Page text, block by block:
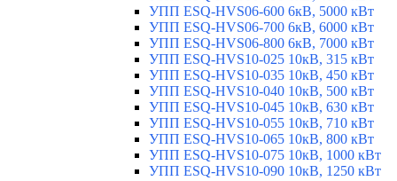
УПП ESQ-HVS06-600 6кВ, 5000 кВт
УПП ESQ-HVS06-700 6кВ, 6000 кВт
УПП ESQ-HVS06-800 6кВ, 7000 кВт
УПП ESQ-HVS10-025 10кВ, 315 кВт
УПП ESQ-HVS10-035 10кВ, 450 кВт
УПП ESQ-HVS10-040 10кВ, 500 кВт
УПП ESQ-HVS10-045 10кВ, 630 кВт
УПП ESQ-HVS10-055 10кВ, 710 кВт
УПП ESQ-HVS10-065 10кВ, 800 кВт
УПП ESQ-HVS10-075 10кВ, 1000 кВт
УПП ESQ-HVS10-090 10кВ, 1250 кВт